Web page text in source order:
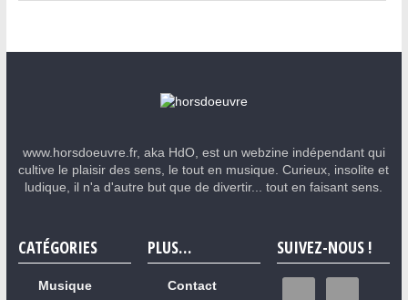
www.horsdoeuvre.fr, aka HdO, est un webzine indépendant qui
cultive le plaisir des sens, le tout en musique. Curieux, insolite et
ludique, il n'a d'autre but que de divertir... tout en faisant sens.
CATÉGORIES
Musique
PLUS…
Contact
SUIVEZ-NOUS !